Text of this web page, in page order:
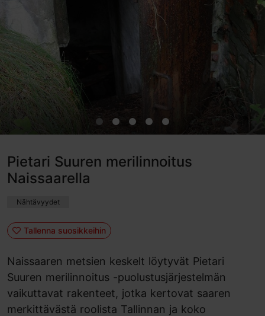
Pietari Suuren merilinnoitus
Naissaarella
Nähtävyydet
Tallenna suosikkeihin
Naissaaren metsien keskelt löytyvät Pietari
Suuren merilinnoitus -puolustusjärjestelmän
vaikuttavat rakenteet, jotka kertovat saaren
merkittävästä roolista Tallinnan ja koko